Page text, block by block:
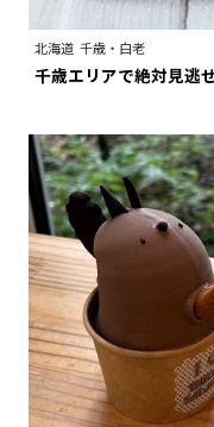
北海道 千歳・白老
千歳エリアで絶対見逃